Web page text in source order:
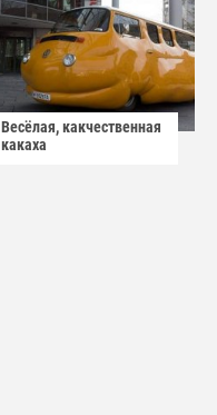
Весёлая, какчественная
какаха